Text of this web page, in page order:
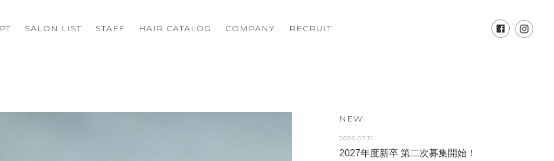
SALON LIST STAFF HAIR CATALOG COMPANY RECRUIT
NEW
2026.07.31
2027年度新卒 第二次募集開始！